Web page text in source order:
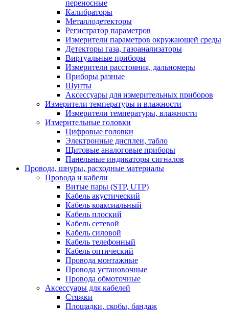
переносные
Калибраторы
Металлодетекторы
Регистратор параметров
Измерители параметров окружающей среды
Детекторы газа, газоанализаторы
Виртуальные приборы
Измерители расстояния, дальномеры
Приборы разные
Шунты
Аксессуары для измерительных приборов
Измерители температуры и влажности
Измерители температуры, влажности
Измерительные головки
Цифровые головки
Электронные дисплеи, табло
Щитовые аналоговые приборы
Панельные индикаторы сигналов
Провода, шнуры, расходные материалы
Провода и кабели
Витые пары (STP, UTP)
Кабель акустический
Кабель коаксиальный
Кабель плоский
Кабель сетевой
Кабель силовой
Кабель телефонный
Кабель оптический
Провода монтажные
Провода установочные
Провода обмоточные
Аксессуары для кабелей
Стяжки
Площадки, скобы, бандаж